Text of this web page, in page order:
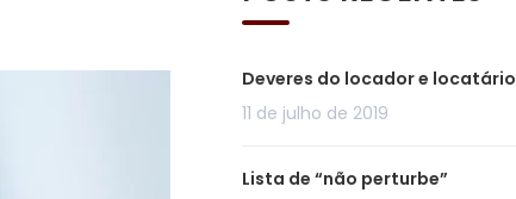
Deveres do locador e locatário
11 de julho de 2019
Lista de “não perturbe”